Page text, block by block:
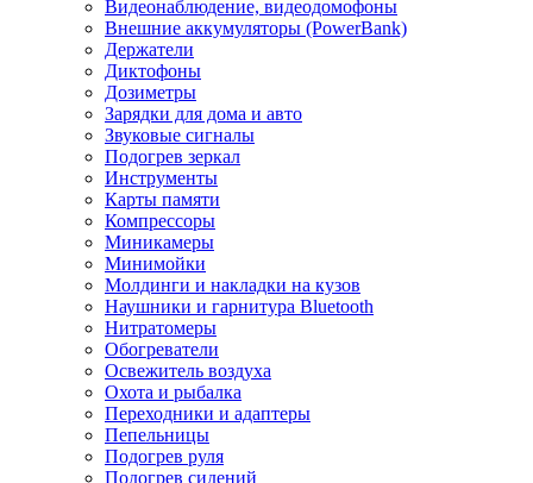
Видеонаблюдение, видеодомофоны
Внешние аккумуляторы (PowerBank)
Держатели
Диктофоны
Дозиметры
Зарядки для дома и авто
Звуковые сигналы
Подогрев зеркал
Инструменты
Карты памяти
Компрессоры
Миникамеры
Минимойки
Молдинги и накладки на кузов
Наушники и гарнитура Bluetooth
Нитратомеры
Обогреватели
Освежитель воздуха
Охота и рыбалка
Переходники и адаптеры
Пепельницы
Подогрев руля
Подогрев сидений